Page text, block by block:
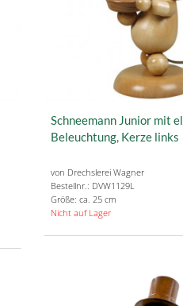
Schneemann Junior mit
Beleuchtung, Kerze links
von Drechslerei Wagner
Bestellnr.: DVW1129L
Größe: ca. 25 cm
Nicht auf Lager